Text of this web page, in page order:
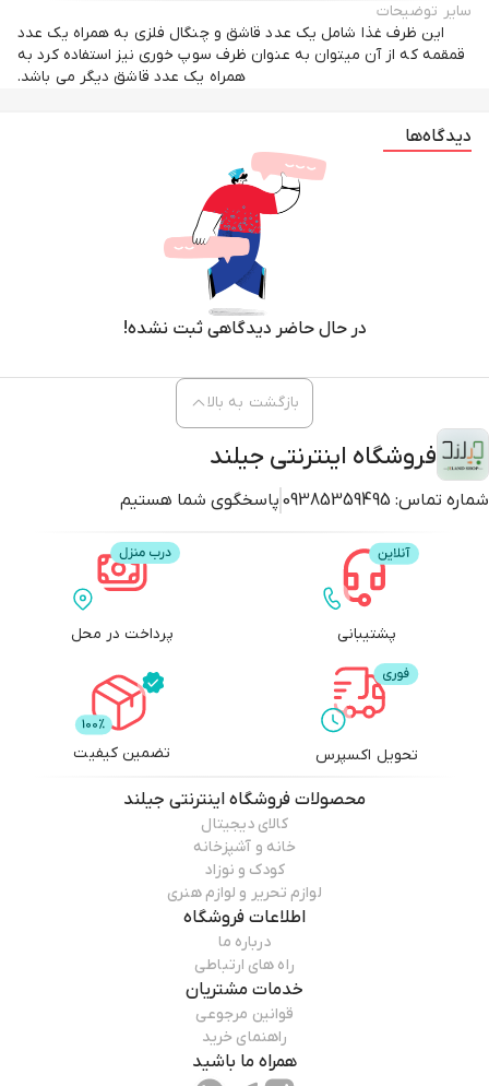
سایر توضیحات
این ظرف غذا شامل یک عدد قاشق و چنگال فلزی به همراه یک عدد
قمقمه که از آن میتوان به عنوان ظرف سوپ خوری نیز استفاده کرد به
همراه یک عدد قاشق دیگر می باشد.
دیدگاه‌ها
در حال حاضر دیدگاهی ثبت نشده!
فروشگاه اینترنتی جیلند
شماره تماس: 09385359495 پاسخگوی شما هستیم
بازگشت به بالا
پشتیبانی پرداخت در محل
تحویل اکسپرس تضمین کیفیت
محصولات فروشگاه اینترنتی جیلند
کالای دیجیتال
خانه و آشپزخانه
کودک و نوزاد
لوازم تحریر و لوازم هنری
اطلاعات فروشگاه
درباره ما
راه های ارتباطی
خدمات مشتریان
قوانین مرجوعی
راهنمای خرید
همراه ما باشید